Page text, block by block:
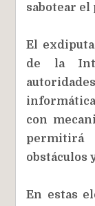
sabotear el
El
de la
con
permitirá
obstáculos
En estas